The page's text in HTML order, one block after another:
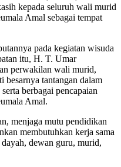
kepada seluruh wali murid
Amal sebagai tempat
pada kegiatan wisuda
itu, H. T. Umar
perwakilan wali murid,
tantangan dalam
berbagai pencapaian
Amal.
menjaga mutu pendidikan
membutuhkan kerja sama
dewan guru, murid,